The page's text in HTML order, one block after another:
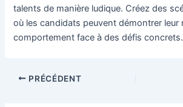
talents de manière ludique. Créez des
où les candidats peuvent démontrer leur
comportement face à des défis concrets.
NavigationPRÉCÉDENT